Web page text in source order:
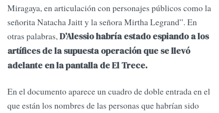
Miragaya, en articulación con personajes públicos como la
señorita Natacha Jaitt y la señora Mirtha Legrand”. En
otras palabras, D’Alessio habría estado espiando a los
artífices de la supuesta operación que se llevó
adelante en la pantalla de El Trece.
En el documento aparece un cuadro de doble entrada en el
que están los nombres de las personas que habrían sido